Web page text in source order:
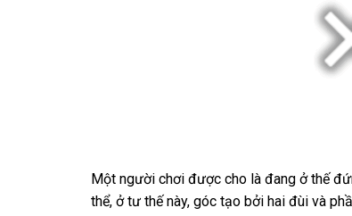
Một người chơi được cho là đang ở thế
thể, ở tư thế này, góc tạo bởi hai đùi và